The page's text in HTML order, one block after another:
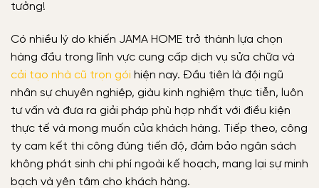
tưởng!
Có nhiều lý do khiến JAMA HOME trở thành lựa chọn
hàng đầu trong lĩnh vực cung cấp dịch vụ sửa chữa và
cải tạo nhà cũ trọn gói hiện nay. Đầu tiên là đội ngũ
nhân sự chuyên nghiệp, giàu kinh nghiệm thực tiễn, luôn
tư vấn và đưa ra giải pháp phù hợp nhất với điều kiện
thực tế và mong muốn của khách hàng. Tiếp theo, công
ty cam kết thi công đúng tiến độ, đảm bảo ngân sách
không phát sinh chi phí ngoài kế hoạch, mang lại sự minh
bạch và yên tâm cho khách hàng.